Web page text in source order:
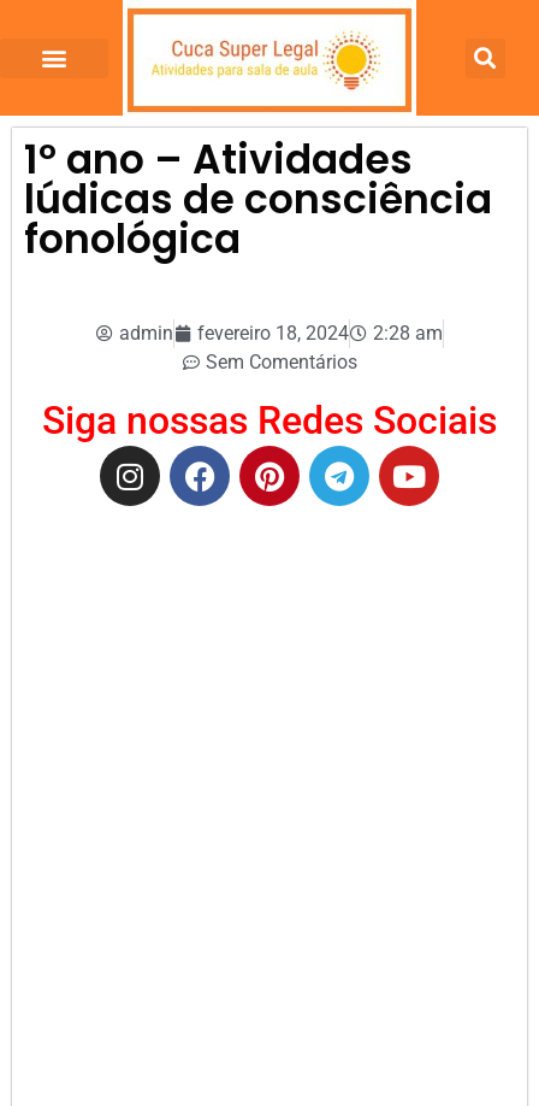
1º ano – Atividades
lúdicas de consciência
fonológica
admin fevereiro 18, 2024
2:28 am
Sem Comentários
Siga nossas Redes Sociais